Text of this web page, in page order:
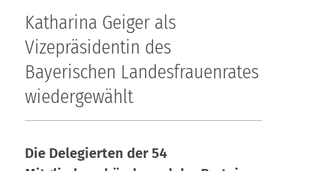
Katharina Geiger als
Vizepräsidentin des
Bayerischen Landesfrauenrates
wiedergewählt
Die Delegierten der 54